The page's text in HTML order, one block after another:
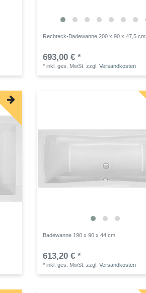
Rechteck-Badewanne 200 x 90 x 47,5 cm
693,00 € *
*inkl. ges. MwSt. zzgl.Versandkosten
Badewanne 190 x 90 x 44 cm
613,20 € *
*inkl. ges. MwSt. zzgl.Versandkosten